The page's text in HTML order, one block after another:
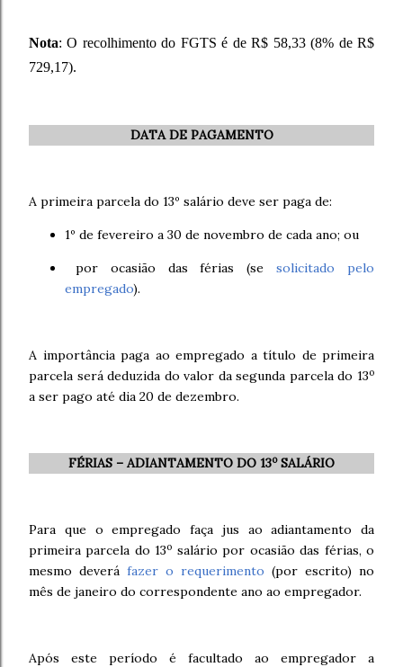
Nota: O recolhimento do FGTS é de R$ 58,33 (8% de R$
729,17).
DATA DE PAGAMENTO
A primeira parcela do 13º salário deve ser paga de:
1º de fevereiro a 30 de novembro de cada ano; ou
por ocasião das férias (sesolicitado pelo
empregado).
A importância paga ao empregado a título de primeira
parcela será deduzida do valor da segunda parcela do 13o
a ser pago até dia 20 de dezembro.
FÉRIAS – ADIANTAMENTO DO 13oSALÁRIO
Para que o empregado faça jus ao adiantamento da
primeira parcela do 13o salário por ocasião das férias, o
mesmo deverá fazer o requerimento (por escrito) no
mês de janeiro do correspondente ano ao empregador.
Após este período é facultado ao empregador a